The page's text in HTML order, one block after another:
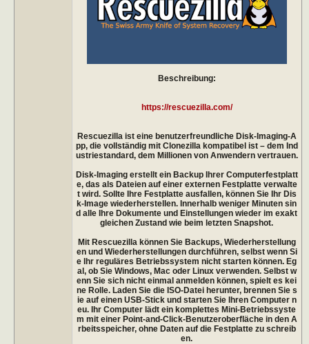
Beschreibung:
https://rescuezilla.com/
Rescuezilla ist eine benutzerfreundliche Disk-Imaging-A
pp, die vollständig mit Clonezilla kompatibel ist – dem Ind
ustriestandard, dem Millionen von Anwendern vertrauen.
Disk-Imaging erstellt ein Backup Ihrer Computerfestplatt
e, das als Dateien auf einer externen Festplatte verwalte
t wird. Sollte Ihre Festplatte ausfallen, können Sie Ihr Dis
k-Image wiederherstellen. Innerhalb weniger Minuten sin
d alle Ihre Dokumente und Einstellungen wieder im exakt
gleichen Zustand wie beim letzten Snapshot.
Mit Rescuezilla können Sie Backups, Wiederherstellung
en und Wiederherstellungen durchführen, selbst wenn Si
e Ihr reguläres Betriebssystem nicht starten können. Eg
al, ob Sie Windows, Mac oder Linux verwenden. Selbst w
enn Sie sich nicht einmal anmelden können, spielt es kei
ne Rolle. Laden Sie die ISO-Datei herunter, brennen Sie s
ie auf einen USB-Stick und starten Sie Ihren Computer n
eu. Ihr Computer lädt ein komplettes Mini-Betriebssyste
m mit einer Point-and-Click-Benutzeroberfläche in den A
rbeitsspeicher, ohne Daten auf die Festplatte zu schreib
en.